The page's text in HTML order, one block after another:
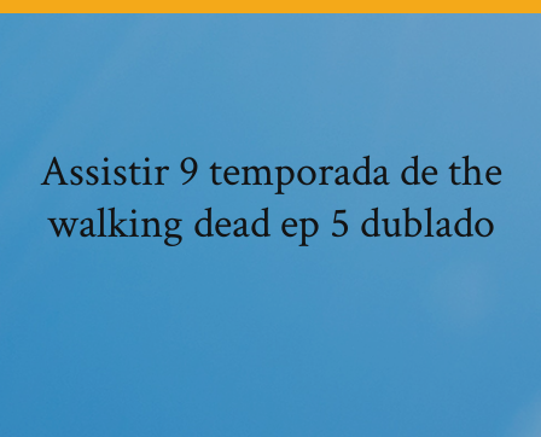
Assistir 9 temporada de the
walking dead ep 5 dublado